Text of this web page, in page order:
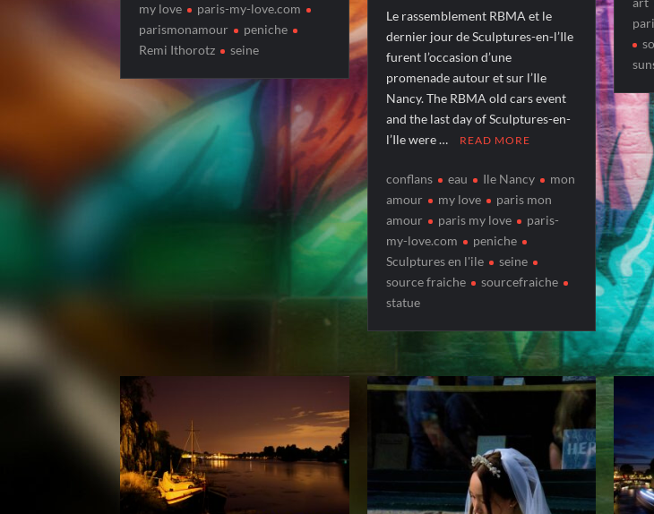
my love
paris-my-love.com
parismonamour
peniche
Remi Ithorotz
seine
Le rassemblement RBMA et le
dernier jour de Sculptures-en-l’Ile
furent l’occasion d’une
promenade autour et sur l’Ile
Nancy. The RBMA old cars event
and the last day of Sculptures-en-
l’Ile were …
READ MORE
conflans eau Ile Nancy
mon
amour
my love
paris mon
amour
paris my love
paris-
my-love.com
peniche
Sculptures en l'ile
seine
source fraiche
sourcefraiche
statue